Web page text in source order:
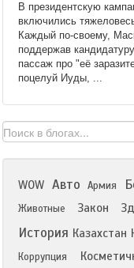
В президентскую
включились
Каждый по-своему,
поддержав
пассаж про "её
поцелуй Иуды, ...
WOW Авто Армия
Животные
Закон
История Казахстан
Коррупция